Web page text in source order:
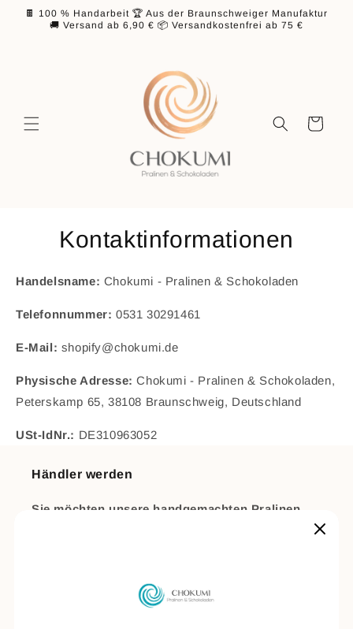
zum
Inhalt
🍫 100 % Handarbeit 🏆 Aus der Braunschweiger Manufaktur
🚚 Versand ab 6,90 € 📦 Versandkostenfrei ab 75 €
Warenkorb
Kontaktinformationen
Handelsname: Chokumi - Pralinen & Schokoladen
Telefonnummer: 0531 30291461
E-Mail: shopify@chokumi.de
Physische Adresse: Chokumi - Pralinen & Schokoladen,
Peterskamp 65, 38108 Braunschweig, Deutschland
USt-IdNr.: DE310963052
Händler werden
Sie möchten unsere handgemachten Pralinen
B2B-Bereich